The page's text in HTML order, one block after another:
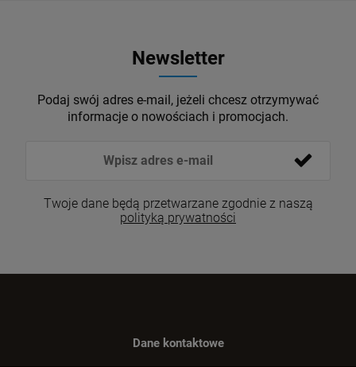
Newsletter
Podaj swój adres e-mail, jeżeli chcesz otrzymywać
informacje o nowościach i promocjach.
Twoje dane będą przetwarzane zgodnie z naszą
polityką prywatności
Dane kontaktowe